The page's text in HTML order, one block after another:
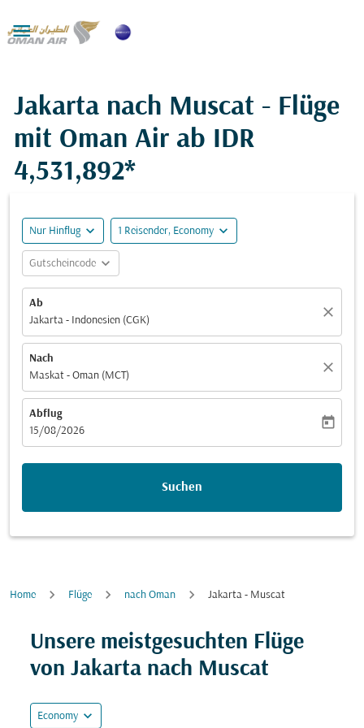

Jakarta nach Muscat - Flüge
mit Oman Air ab IDR
4,531,892*
Nur Hinflug expand_more 1 Reisender, Economy expand_more
Gutscheincode expand_more
Ab
Jakarta - Indonesien (CGK)
close
Nach
Maskat - Oman (MCT)
close
Abflug
fc-booking-departure-date-aria-label
15/08/2026
today
Suchen
Home Flüge nach Oman Jakarta - Muscat
Unsere meistgesuchten Flüge
von Jakarta nach Muscat
Economy expand_more